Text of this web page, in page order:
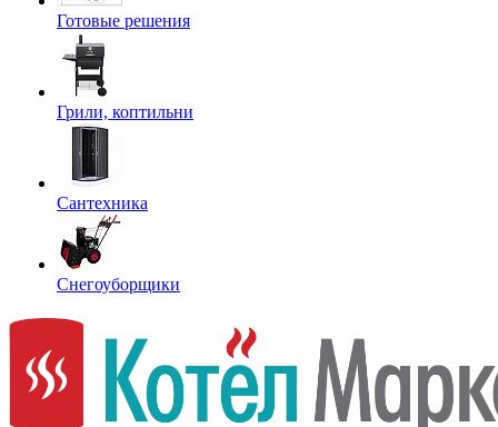
Готовые решения
Грили, коптильни
Сантехника
Снегоуборщики